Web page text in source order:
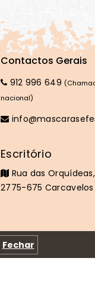
Fechar
Contactos Gerais
912 996 649
nacional)
Escritório
Rua das
2775-675